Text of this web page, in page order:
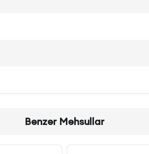
Bənzər Məhsullar